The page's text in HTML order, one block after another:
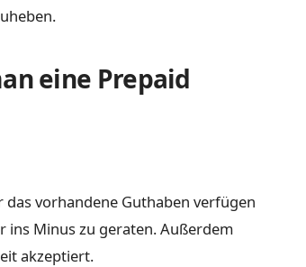
eine Prepaid
vorhandene Guthaben verfügen
ins Minus zu geraten. Außerdem
akzeptiert.